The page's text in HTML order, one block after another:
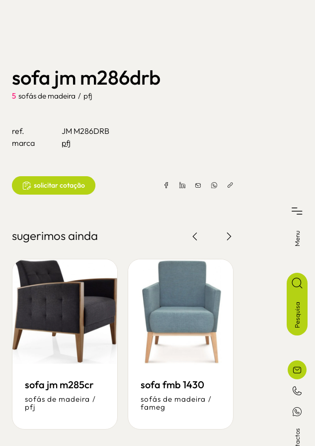
sofa jm m286drb
5 sofás de madeira / pfj
ref.
JM M286DRB
marca
pfj
solicitar cotação
sugerimos ainda
sofa jm m285cr
sofás de madeira /
pfj
sofa fmb 1430
sofás de madeira /
fameg
sofa jm
Menu
Pesquisa